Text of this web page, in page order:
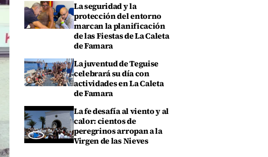
La seguridad y la
protección del entorno
marcan la planificación
de las Fiestas de La Caleta
de Famara
La juventud de Teguise
celebrará su día con
actividades en La Caleta
de Famara
La fe desafía al viento y al
calor: cientos de
peregrinos arropan a la
Virgen de las Nieves